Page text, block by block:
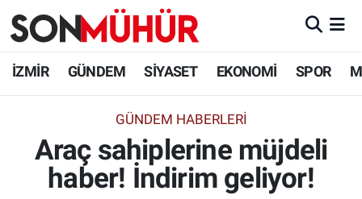
İZMİR GÜNDEM SİYASET EKONOMİ SPOR
GÜNDEM HABERLERI
Araç sahiplerine müjdeli
haber! İndirim geliyor!
İzmir Nöbetçi Eczaneler
İzmir Namaz Vakitleri
İzmir Trafik Yoğunluk Haritası